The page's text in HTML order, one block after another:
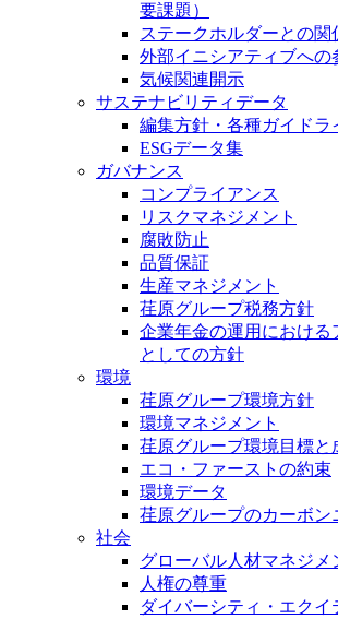
要課題）
ステークホルダーとの関
外部イニシアティブへの
気候関連開示
サステナビリティデータ
編集方針・各種ガイドラ
ESGデータ集
ガバナンス
コンプライアンス
リスクマネジメント
腐敗防止
品質保証
生産マネジメント
荏原グループ税務方針
企業年金の運用における
としての方針
環境
荏原グループ環境方針
環境マネジメント
荏原グループ環境目標と
エコ・ファーストの約束
環境データ
荏原グループのカーボン
社会
グローバル人材マネジメ
人権の尊重
ダイバーシティ・エクイ